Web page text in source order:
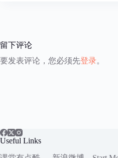
留下评论
要发表评论，您必须先登录。
Useful Links